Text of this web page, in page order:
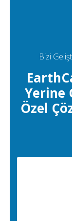
Bizi
Yerine
Özel